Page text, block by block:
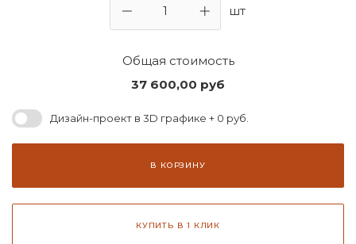
шт
Общая стоимость
37 600,00 руб
Дизайн-проект в 3D графике + 0 руб.
В КОРЗИНУ
КУПИТЬ В 1 КЛИК